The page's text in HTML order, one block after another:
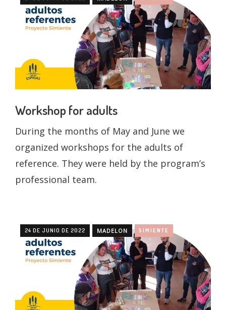
Workshop for adults
During the months of May and June we
organized workshops for the adults of
reference. They were held by the program’s
professional team.
24 DE JUNIO DE 2022 MADELON SIMIENTE